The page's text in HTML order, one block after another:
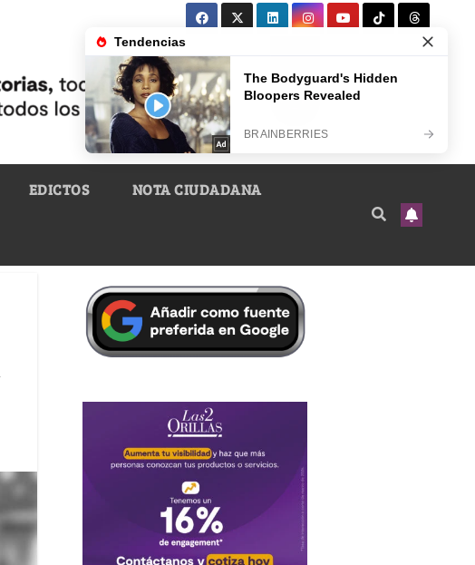
EDICTOS NOTA CIUDADANA